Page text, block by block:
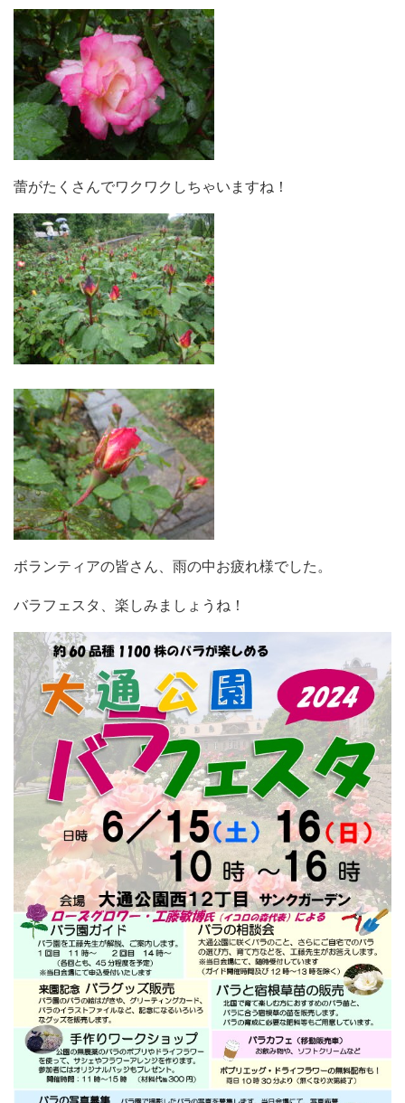
蕾がたくさんでワクワクしちゃいますね！
ボランティアの皆さん、雨の中お疲れ様でした。
バラフェスタ、楽しみましょうね！